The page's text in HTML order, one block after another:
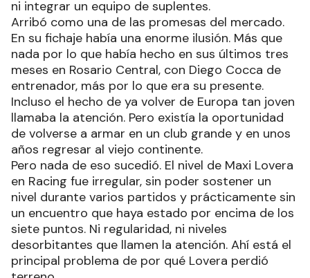
ni integrar un equipo de suplentes.
Arribó como una de las promesas del mercado.
En su fichaje había una enorme ilusión. Más que
nada por lo que había hecho en sus últimos tres
meses en Rosario Central, con Diego Cocca de
entrenador, más por lo que era su presente.
Incluso el hecho de ya volver de Europa tan joven
llamaba la atención. Pero existía la oportunidad
de volverse a armar en un club grande y en unos
años regresar al viejo continente.
Pero nada de eso sucedió. El nivel de Maxi Lovera
en Racing fue irregular, sin poder sostener un
nivel durante varios partidos y prácticamente sin
un encuentro que haya estado por encima de los
siete puntos. Ni regularidad, ni niveles
desorbitantes que llamen la atención. Ahí está el
principal problema de por qué Lovera perdió